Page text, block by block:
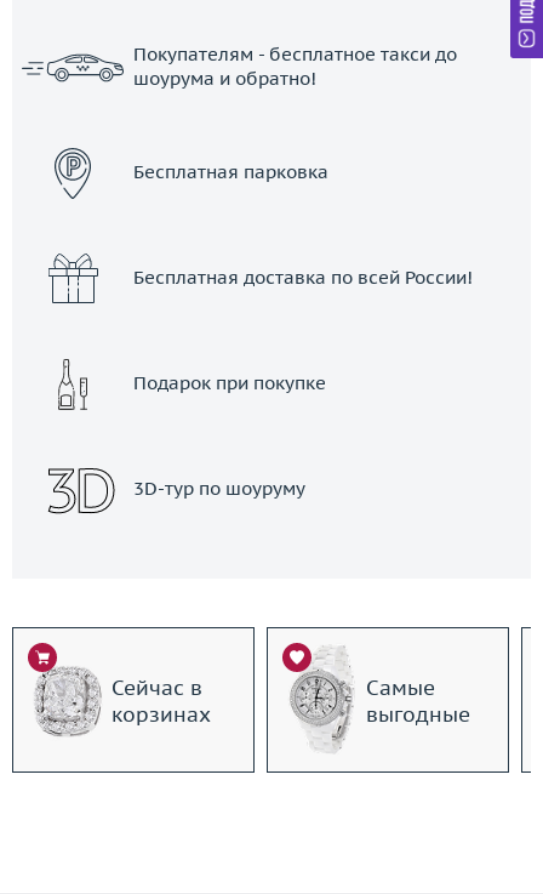
Покупателям - бесплатное такси до
шоурума и обратно!
Бесплатная парковка
Бесплатная доставка по всей России!
Подарок при покупке
3D-тур по шоуруму
Сейчас в
корзинах
Самые
выгодные